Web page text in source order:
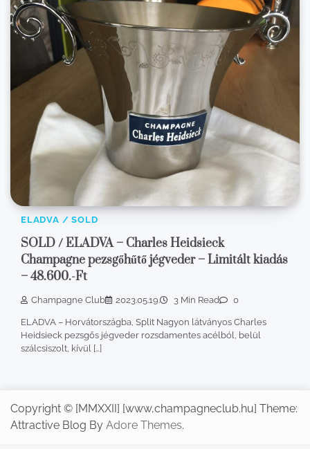
ELADVA / SOLD
SOLD / ELADVA – Charles Heidsieck
Champagne pezsgőhűtő jégveder – Limitált kiadás
– 48.600.-Ft
Champagne Club 2023.05.19. 3 Min Read 0
ELADVA – Horvátországba, Split Nagyon látványos Charles
Heidsieck pezsgős jégveder rozsdamentes acélból, belül
szálcsiszolt, kívül […]
Copyright © [MMXXII] [www,champagneclub.hu] Theme:
Attractive Blog By Adore Themes.